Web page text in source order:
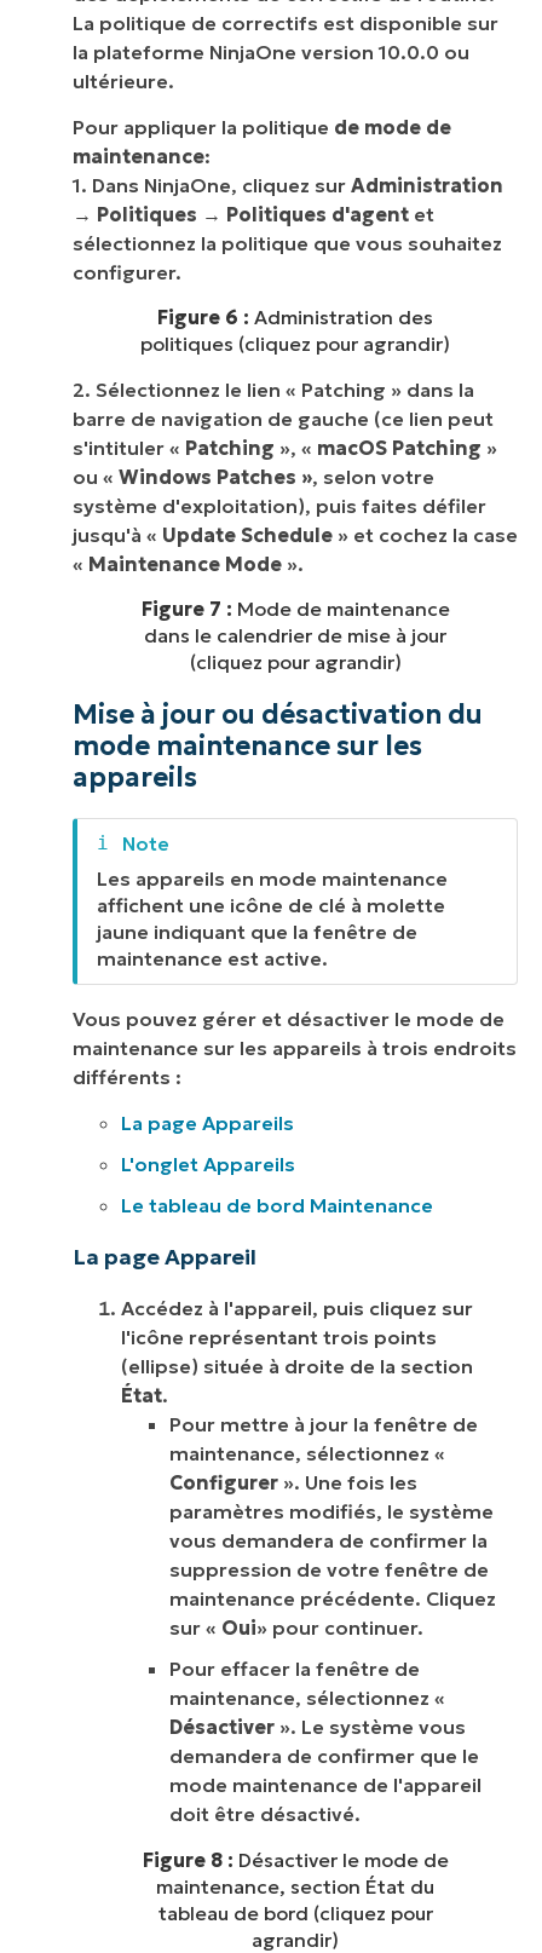
La politique de correctifs est disponible sur
la plateforme NinjaOne version 10.0.0 ou
ultérieure.
Pour appliquer la politique de mode de
maintenance:
1. Dans NinjaOne, cliquez sur Administration
→ Politiques → Politiques d'agent et
sélectionnez la politique que vous souhaitez
configurer.
Figure 6 : Administration des
politiques (cliquez pour agrandir)
2. Sélectionnez le lien « Patching » dans la
barre de navigation de gauche (ce lien peut
s'intituler « Patching », « macOS Patching »
ou « Windows Patches », selon votre
système d'exploitation), puis faites défiler
jusqu'à « Update Schedule » et cochez la case
« Maintenance Mode ».
Figure 7 : Mode de maintenance
dans le calendrier de mise à jour
(cliquez pour agrandir)
Mise à jour ou désactivation du
mode maintenance sur les
appareils
Les appareils en mode maintenance
affichent une icône de clé à molette
jaune indiquant que la fenêtre de
maintenance est active.
Vous pouvez gérer et désactiver le mode de
maintenance sur les appareils à trois endroits
différents :
La page Appareils
L'onglet Appareils
Le tableau de bord Maintenance
La page Appareil
Accédez à l'appareil, puis cliquez sur
l'icône représentant trois points
(ellipse) située à droite de la section
État.
Pour mettre à jour la fenêtre de
maintenance, sélectionnez «
Configurer ». Une fois les
paramètres modifiés, le système
vous demandera de confirmer la
suppression de votre fenêtre de
maintenance précédente. Cliquez
sur « Oui» pour continuer.
Pour effacer la fenêtre de
maintenance, sélectionnez «
Désactiver ». Le système vous
demandera de confirmer que le
mode maintenance de l'appareil
doit être désactivé.
Figure 8 : Désactiver le mode de
maintenance, section État du
tableau de bord (cliquez pour
agrandir)